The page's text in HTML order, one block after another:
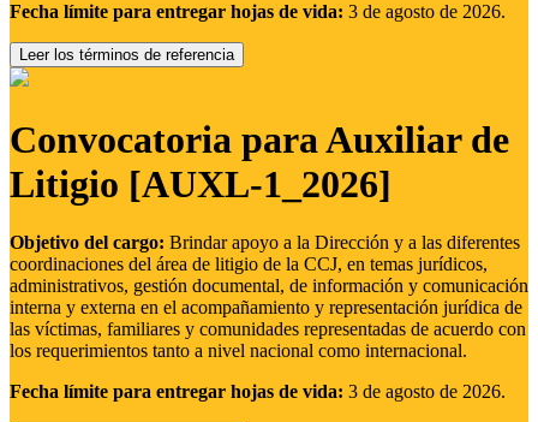
Fecha límite para entregar hojas de vida: 3 de agosto de 2026.
Leer los términos de referencia
Convocatoria para Auxiliar de
Litigio [AUXL-1_2026]
Objetivo del cargo: Brindar apoyo a la Dirección y a las diferentes
coordinaciones del área de litigio de la CCJ, en temas jurídicos,
administrativos, gestión documental, de información y comunicación
interna y externa en el acompañamiento y representación jurídica de
las víctimas, familiares y comunidades representadas de acuerdo con
los requerimientos tanto a nivel nacional como internacional.
Fecha límite para entregar hojas de vida: 3 de agosto de 2026.